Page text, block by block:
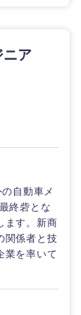
ニア
自動車メ
終砦とな
ます。新商
関係者と技
業を率いて